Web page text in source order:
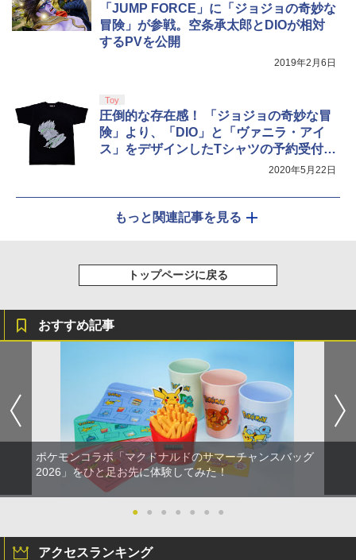
「JUMP FORCE」に「ジョジョの奇妙な
冒険」が参戦。空条承太郎とDIOが相対
するPVを公開
2019年2月6日
Toy
圧倒的な存在感！ 「ジョジョの奇妙な冒
険」より、「DIO」と「ヴァニラ・アイ
ス」をデザインしたTシャツの予約受付が
2020年5月22日
もっと関連記事を見る
トップページに戻る
おすすめ記事
ポケモンコラボ「マクドナルドのサマーチャンスバッグ
2026」をひと足お先に体験してみた！
● ● ● ● ● ● ●
アクセスランキング